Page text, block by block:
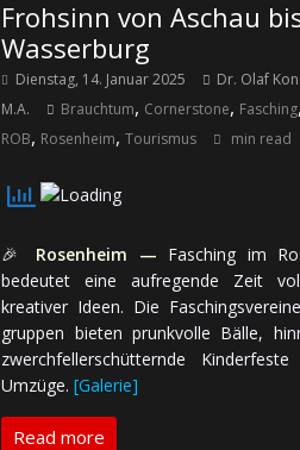
Frohsinn von Aschau
Wasserburg
Dienstag, 14. Januar 2025
Dr. Olaf
M.A.
Brauchtum, Cornerstone, Fasching,
ROB, Rosenheim,Tourismus min read
🎉 Rosenheim — Fasching im
bedeutet eine auf­re­gen­de Zeit
kreativer Ideen. Die
grup­pen bieten prunk­volle Bälle,
zwerch­fell­er­schüt­tern­de
Umzüge.[Galerie]
Read more